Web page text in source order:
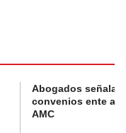
Abogados
convenios ente
AMC